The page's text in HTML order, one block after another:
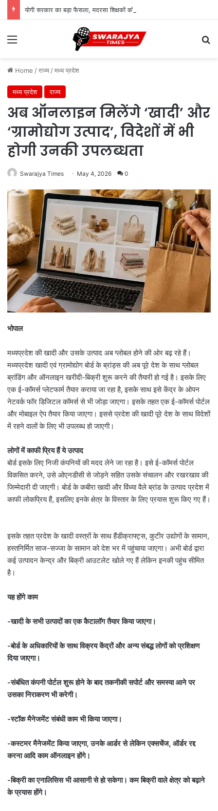
Menu
Home /राज्य /मध्य प्रदेश
मध्य प्रदेश राज्य
अब ऑनलाइन मिलेंगे ‘खादी’ और
‘ग्रामोद्योग उत्पाद’, विदेशों में भी
होगी उनकी उपलब्धता
Swarajya Times May 4, 2026 0
भोपाल
मध्यप्रदेश की खादी और उसके उत्पाद अब ग्लोबल होने की ओर बढ़ रहे हैं।
मध्यप्रदेश खादी एवं ग्रामोद्योग बोर्ड के ब्रांड्स की अब पूरे देश के साथ ग्लोबल
ब्रांडिंग और ऑनलाइन खरीदी-बिक्री शुरू करने की तैयारी हो गई है। इसके लिए
एक ई-कॉमर्स प्लेटफार्म तैयार कराया जा रहा है, इसके साथ इसे केंद्र के ओपन
नेटवर्क फॉर डिजिटल कॉमर्स से भी जोड़ा जाएगा। इसके तहत एक ई-कॉमर्स पोर्टल
और मोबाइल ऐप तैयार किया जाएगा। इससे प्रदेश की खादी पूरे देश के साथ विदेशों
में रहने वालों के लिए भी उपलब्ध हो जाएगी।
लोगों में काफी प्रिय हैं ये उत्पाद
बोर्ड इसके लिए निजी कंपनियों की मदद लेने जा रहा है। इसे ई-कॉमर्स पोर्टल
विकसित करने, उसे ओएनडीसी से जोड़ने सहित उसके संचालन और रखरखाव की
जिम्मेदारी दी जाएगी। बोर्ड के कबीरा खादी और विंध्या वैले ब्रांड के उत्पाद प्रदेश में
काफी लोकप्रिय हैं, इसलिए इनके क्षेत्र के विस्तार के लिए प्रयास शुरू किए गए हैं।
इसके तहत प्रदेश के खादी वस्त्रों के साथ हैंडीक्राफ्ट्स, कुटीर उद्योगों के सामान,
हस्तनिर्मित साज-सज्जा के सामान को देश भर में पहुंचाया जाएगा। अभी बोर्ड द्वारा
कई उत्पादन केन्द्र और बिक्री आउटलेट खोले गए हैं लेकिन इनकी पहुंच सीमित
है।
यह होंगे काम
-खादी के सभी उत्पादों का एक कैटालॉग तैयार किया जाएगा।
-बोर्ड के अधिकारियों के साथ विक्रय केंद्रों और अन्य संबद्ध लोगों को प्रशिक्षण
दिया जाएगा।
-संबंधित कंपनी पोर्टल शुरू होने के बाद तकनीकी सपोर्ट और समस्या आने पर
उसका निराकरण भी करेगी।
-स्टॉक मैनेजमेंट संबंधी काम भी किया जाएगा।
-कस्टमर मैनेजमेंट किया जाएगा, उनके आर्डर से लेकिन एक्सचेंज, ऑर्डर रद्द
करना आदि काम ऑनलाइन होंगे।
-बिक्री का एनालिसिस भी आसानी से हो सकेगा। कम बिक्री वाले क्षेत्र को बढ़ाने
के प्रयास होंगे।